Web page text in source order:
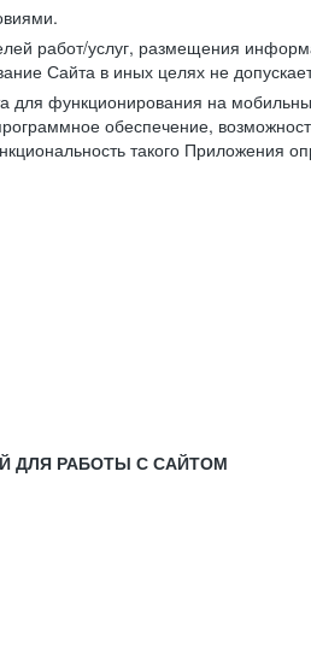
работ/услуг, размещения
Сайта в иных целях не
функционирования на
обеспечение,
такого Приложения
ДЛЯ РАБОТЫ С САЙТОМ